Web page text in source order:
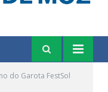
do Garota FestSol